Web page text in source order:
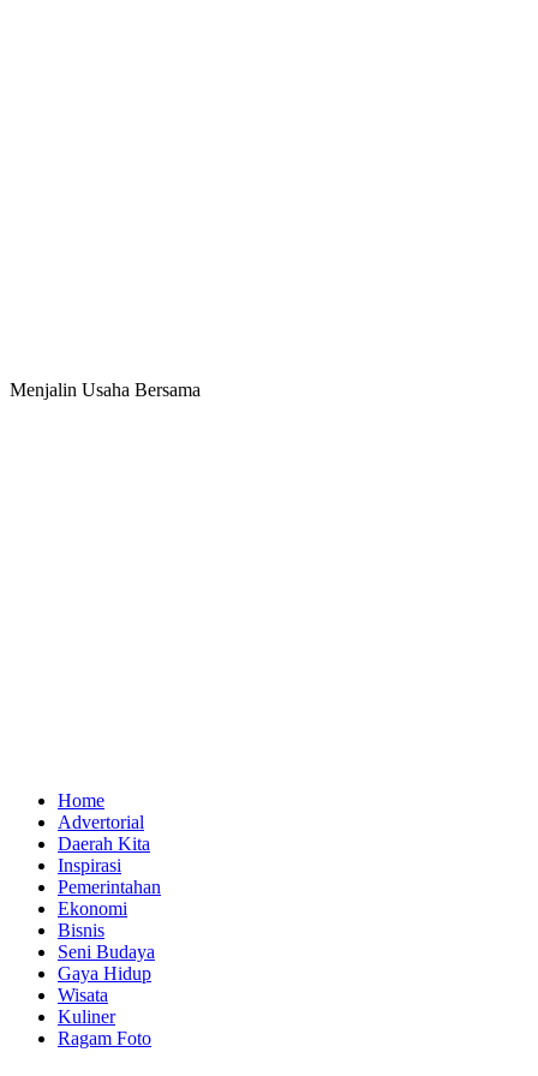
Menjalin Usaha Bersama
Home
Advertorial
Daerah Kita
Inspirasi
Pemerintahan
Ekonomi
Bisnis
Seni Budaya
Gaya Hidup
Wisata
Kuliner
Ragam Foto